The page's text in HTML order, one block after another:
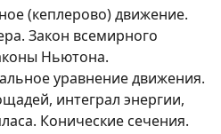
(кеплерово) движение.
Закон всемирного
Ньютона.
уравнение движения.
интеграл энергии,
Конические сечения.